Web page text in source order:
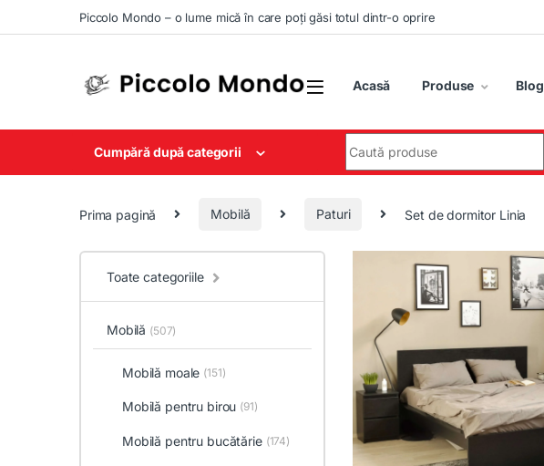
Skip to navigation
Skip to contentPiccolo Mondo – o lume mică în care poți găsi totul dintr-o oprire
Acasă Produse Blog
Cumpără după categorii
Prima pagină Mobilă Paturi Set de dormitor Linia
Toate categoriile
Mobilă (507)
Mobilă moale (151)
Mobilă pentru birou (91)
Mobilă pentru bucătărie (174)